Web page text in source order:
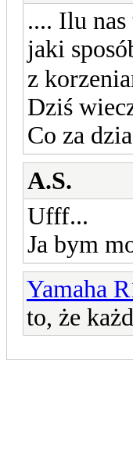
.... Ilu
jaki
z
Dziś
Co za
A.S.
Ufff...
Ja bym
Yamaha
to, że